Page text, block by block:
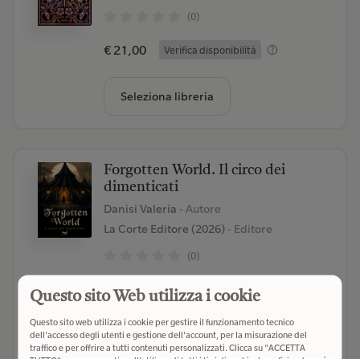
(0)
€ 21,00 Verifica disponibilità
Seleziona libreria
Forgotten World. Il circo dei
dimenticati
Danisi Valeria - Autore
La Corte Editore (2026)- Editore
(0)
€ 20,00 Verifica disponibilità
Seleziona libreria
Questo sito Web utilizza i cookie
Questo sito web utilizza i cookie per gestire il funzionamento tecnico
dell'accesso degli utenti e gestione dell'account, per la misurazione del
traffico e per offrire a tutti contenuti personalizzati. Clicca su "ACCETTA